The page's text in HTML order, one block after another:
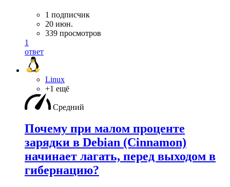
1 подписчик
20 июн.
339 просмотров
1
ответ
Linux
+1 ещё
Средний
Почему при малом проценте
зарядки в Debian (Cinnamon)
начинает лагать, перед выходом в
гибернацию?